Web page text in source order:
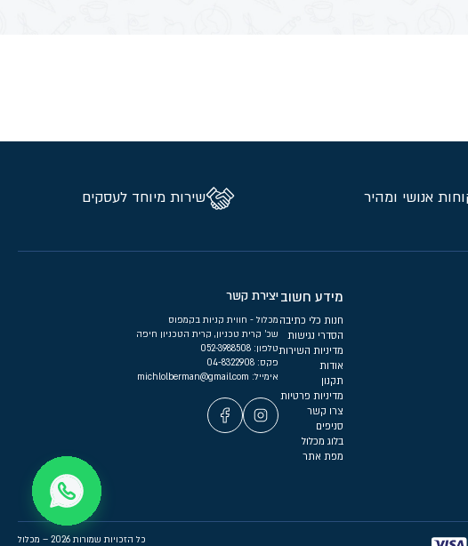
אנושי ומהיר שירות מיוחד לעסקים
מידע חשוב
חנות כלי כתיבה
הסדרי נגישות
מדיניות השירות
אודות
תקנון
מדיניות פרטיות
צרו קשר
סניפים
בלוג מכלול
מפת אתר
יצירת קשר
מכלול - חווית קניות בקמפוס
שכ’ קרית טכניון, קרית הטכניון חיפה
טלפון:
פקס: 04-8322908
אימייל:
כל הזכויות שמורות 2026 – מכלול